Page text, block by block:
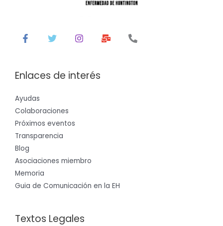
Enlaces de interés
Ayudas
Colaboraciones
Próximos eventos
Transparencia
Blog
Asociaciones miembro
Memoria
Guia de Comunicación en la EH
Textos Legales